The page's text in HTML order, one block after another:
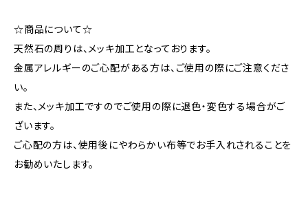
☆商品について☆
天然石の周りは、メッキ加工となっております。
金属アレルギーのご心配がある方は、ご使用の際にご注意くださ
い。
また、メッキ加工ですのでご使用の際に退色・変色する場合がご
ざいます。
ご心配の方は、使用後にやわらかい布等でお手入れされることを
お勧めいたします。